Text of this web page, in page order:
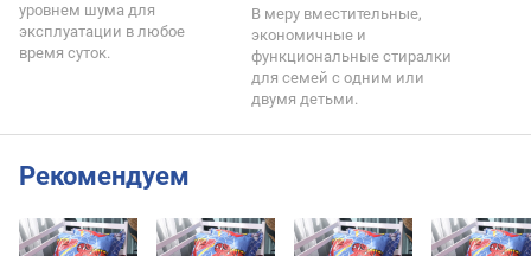
уровнем шума для
эксплуатации в любое
время суток.
В меру вместительные,
экономичные и
функциональные стиралки
для семей с одним или
двумя детьми.
Рекомендуем